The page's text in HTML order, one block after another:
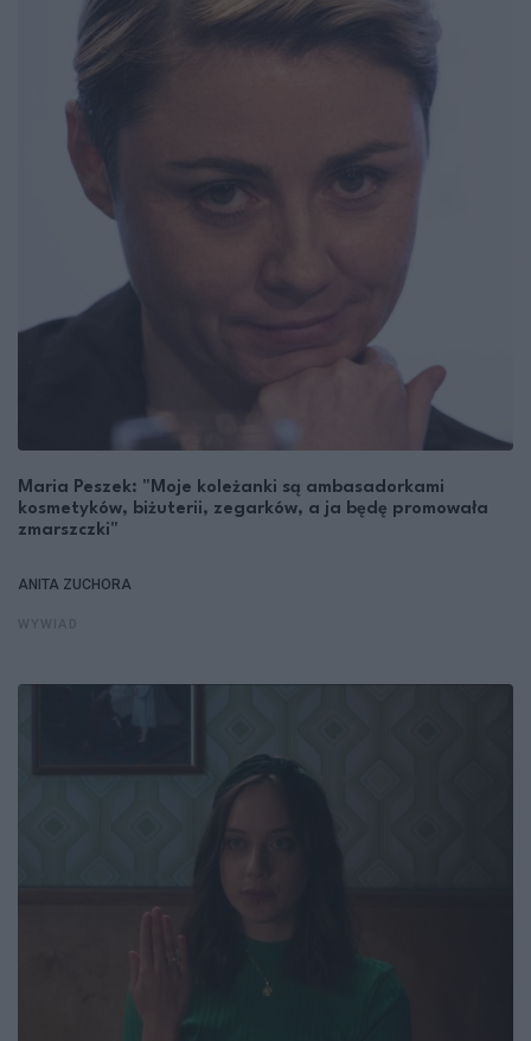
Maria Peszek: "Moje koleżanki są ambasadorkami
kosmetyków, biżuterii, zegarków, a ja będę promowała
zmarszczki"
ANITA ZUCHORA